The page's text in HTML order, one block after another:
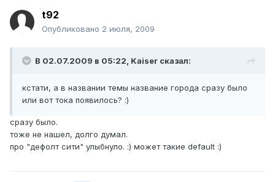
t92
Опубликовано 2 июля, 2009
В 02.07.2009 в 05:22, Kaiser сказал:
кстати, а в названии темы название города сразу было
или вот тока появилось? :)
сразу было.
тоже не нашел, долго думал.
про "дефолт сити" улыбнуло. :) может такие default :)